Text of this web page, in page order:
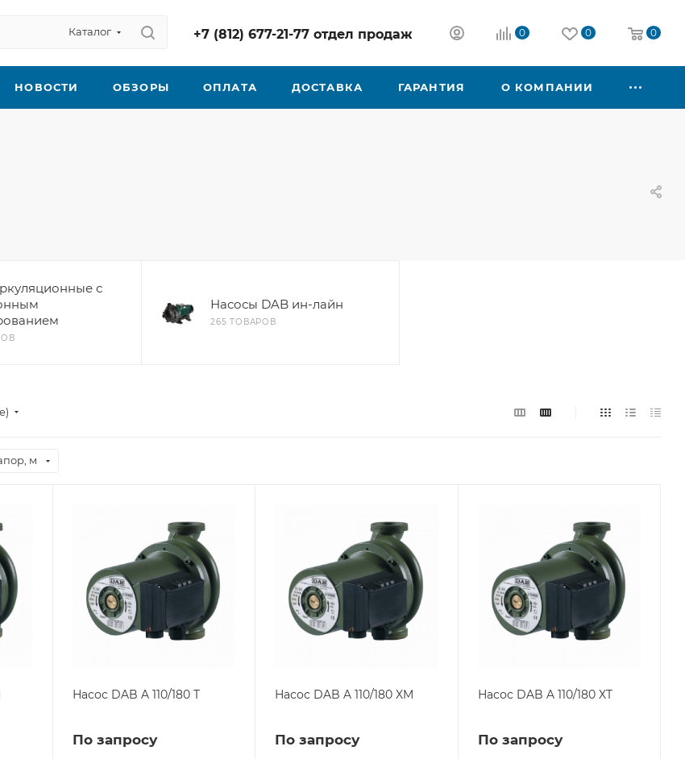
Каталог +7 (812) 677-21-77 отдел продаж 0 0 0
НОВОСТИ ОБЗОРЫ ОПЛАТА ДОСТАВКА ГАРАНТИЯ О КОМПАНИИ
с
Насосы DAB ин-лайн
265 ТОВАРОВ
м
Насос DAB A 110/180 T
По запросу
Насос DAB A 110/180 XM
По запросу
Насос DAB A 110/180 XT
По запросу